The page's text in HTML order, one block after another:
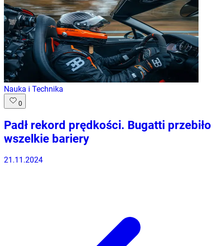
Nauka i Technika
0
Padł rekord prędkości. Bugatti przebiło
wszelkie bariery
21.11.2024